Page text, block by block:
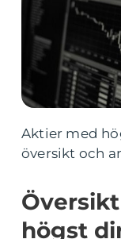
Aktier med
översikt och
högst